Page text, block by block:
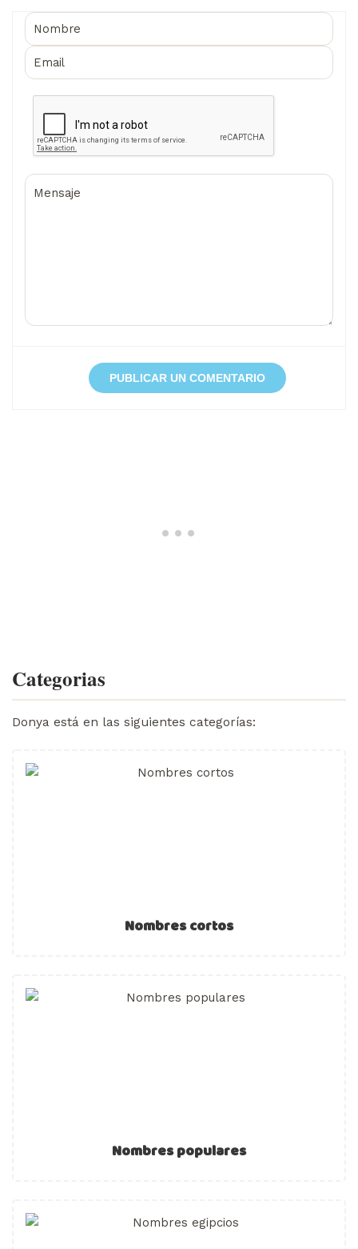
Categorias
Donya está en las siguientes categorías:
Nombres cortos
Nombres populares